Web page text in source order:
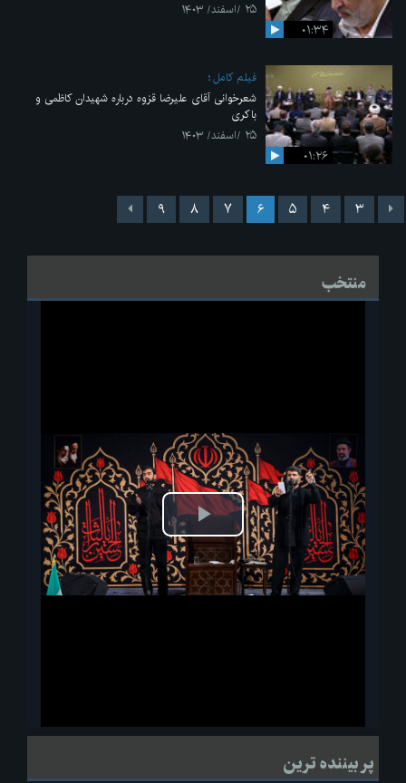
۰۱:۳۴
۲۵ /اسفند/ ۱۴۰۳
۰۱:۲۶
فیلم کامل
شعرخوانی آقای علیرضا قزوه درباره شهیدان کاظمی و
باکری
۲۵ /اسفند/ ۱۴۰۳
۳ ۴ ۵ ۶ ۷ ۸ ۹
منتخب
پخش
ویدیو
لحظاتی از قرائت زیارت اربعین امام حسین(ع) در مراسم عزاداری هیئات
پر بیننده ترین